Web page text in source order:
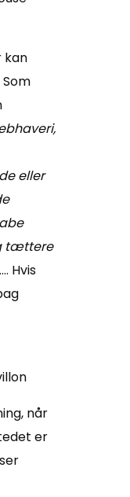
kan
eller
tættere
Hvis
når
er